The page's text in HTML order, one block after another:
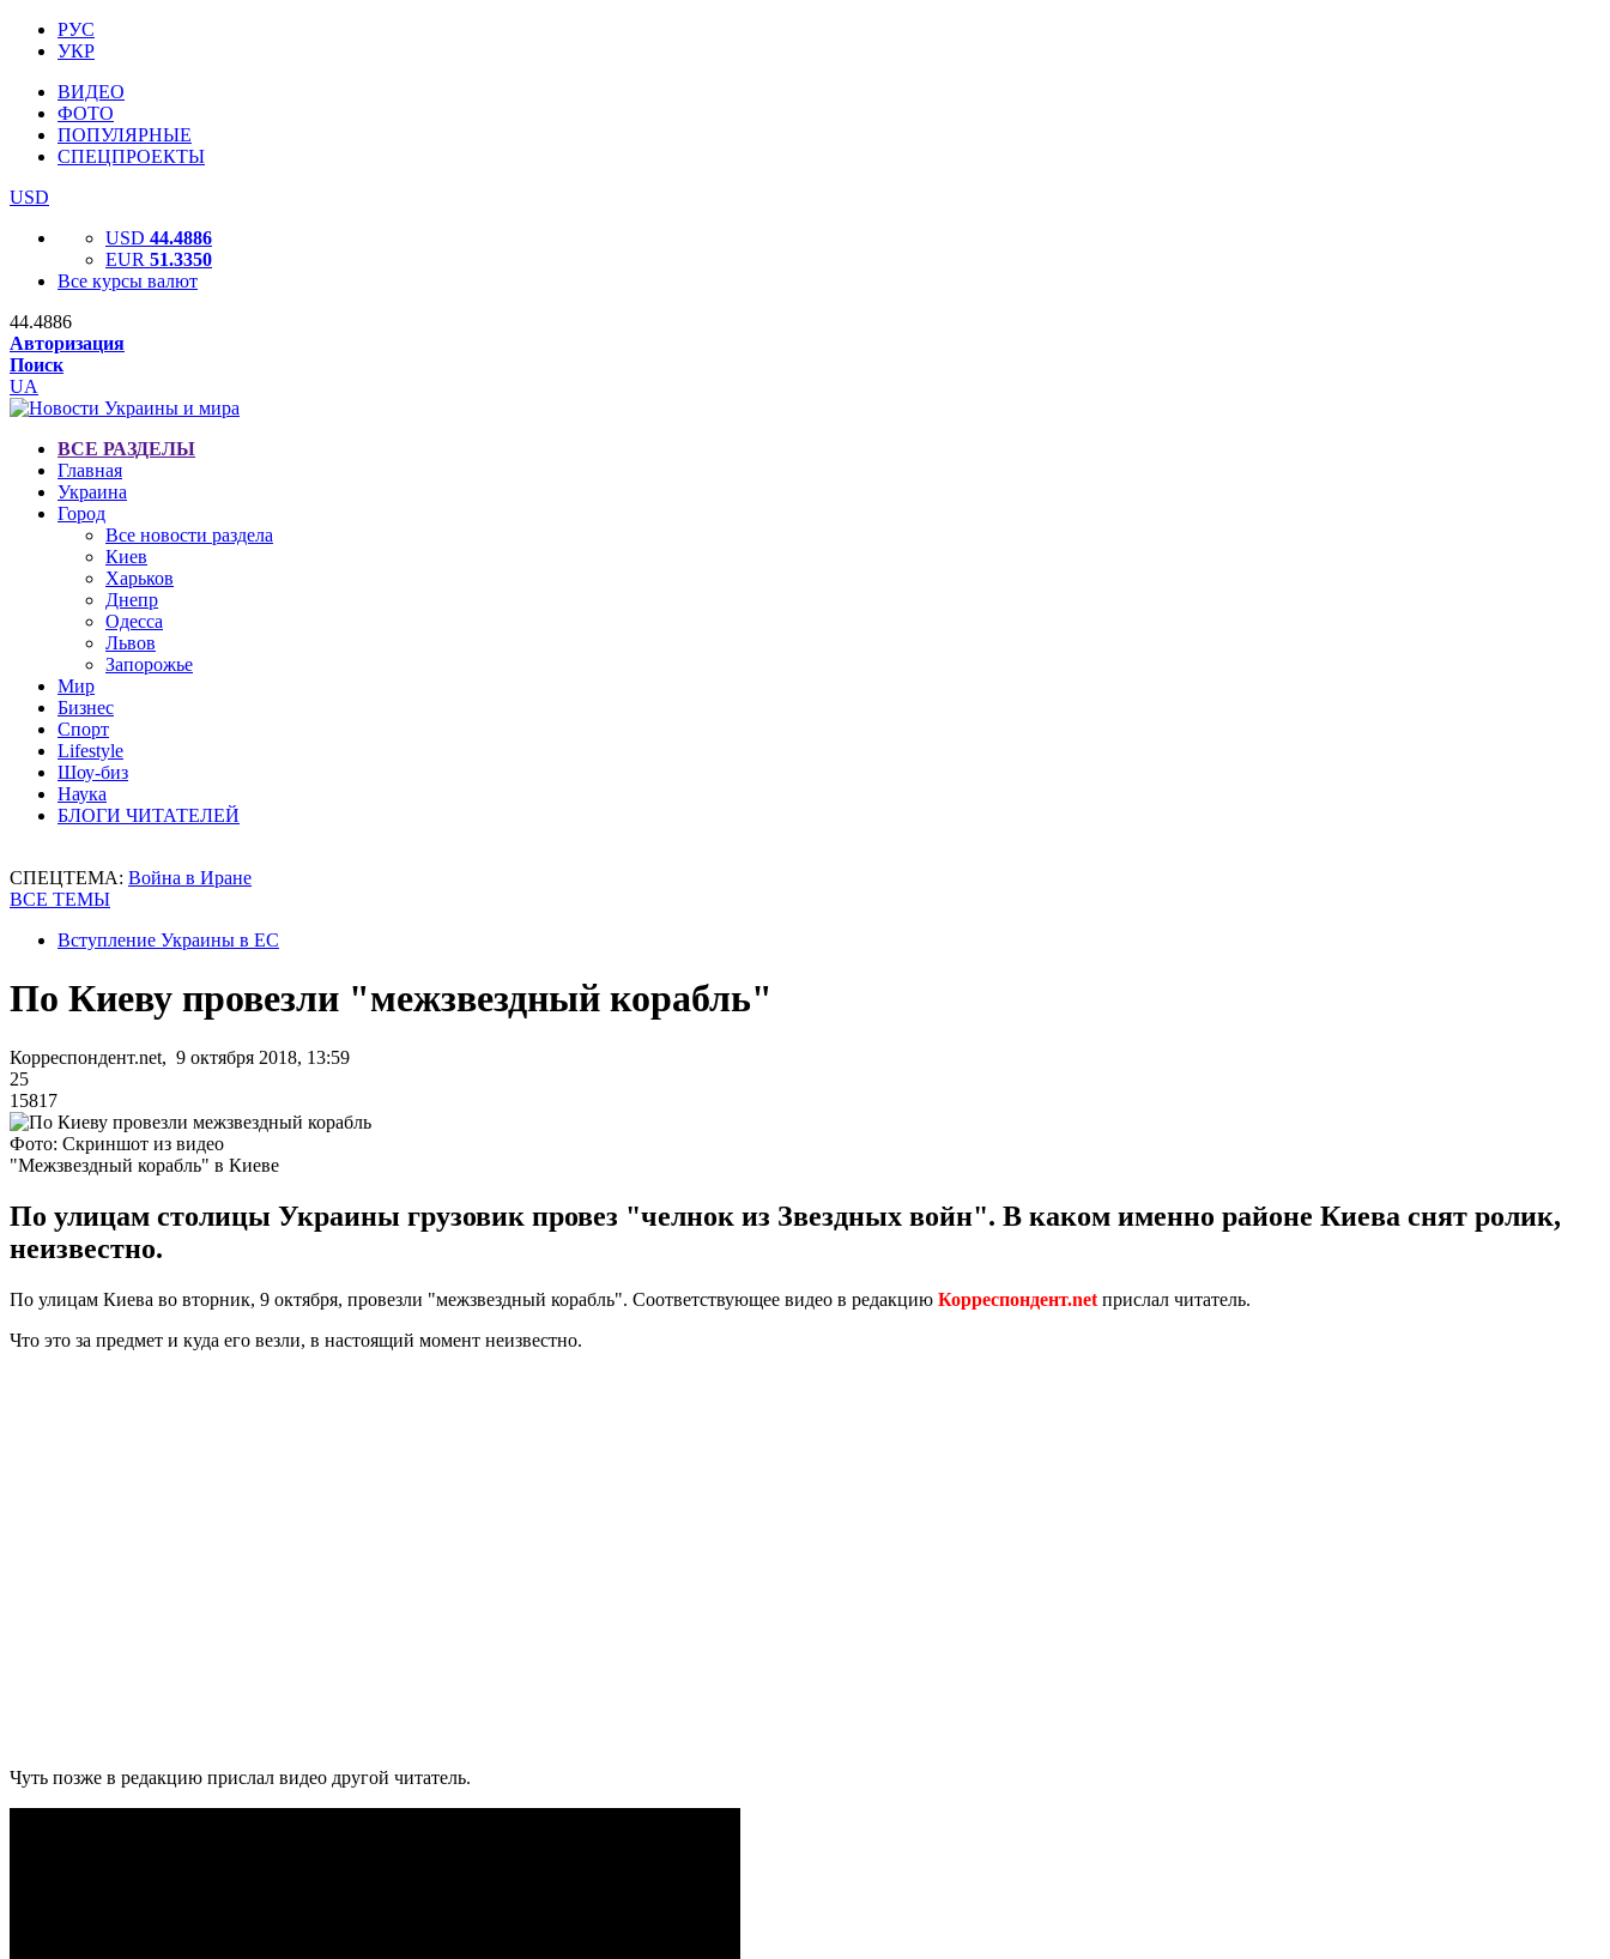
РУС
УКР
ВИДЕО
ФОТО
ПОПУЛЯРНЫЕ
СПЕЦПРОЕКТЫ
USD
USD 44.4886
EUR 51.3350
Все курсы валют
44.4886
Авторизация
Поиск
UA
ВСЕ РАЗДЕЛЫ
Главная
Украина
Город
Все новости раздела
Киев
Харьков
Днепр
Одесса
Львов
Запорожье
Мир
Бизнес
Спорт
Lifestyle
Шоу-биз
Наука
БЛОГИ ЧИТАТЕЛЕЙ
СПЕЦТЕМА: Война в Иране
ВСЕ ТЕМЫ
Вступление Украины в ЕС
По Киеву провезли "межзвездный корабль"
Корреспондент.net, 9 октября 2018, 13:59
25
15817
Фото: Скриншот из видео
"Межзвездный корабль" в Киеве
По улицам столицы Украины грузовик провез "челнок из Звездных войн". В каком именно районе Киева снят ролик,
неизвестно.
По улицам Киева во вторник, 9 октября, провезли "межзвездный корабль". Соответствующее видео в редакцию Корреспондент.net прислал читатель.
Что это за предмет и куда его везли, в настоящий момент неизвестно.
Чуть позже в редакцию прислал видео другой читатель.